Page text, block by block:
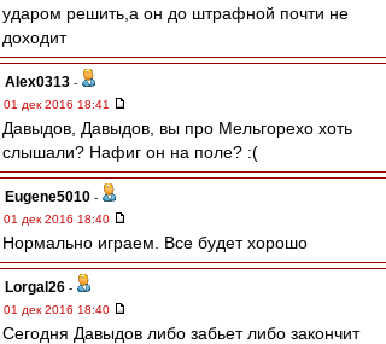
ударом решить,а он до штрафной почти не
доходит
Alex0313 -
01 дек 2016 18:41
Давыдов, Давыдов, вы про Мельгорехо хоть
слышали? Нафиг он на поле? :(
Eugene5010 -
01 дек 2016 18:40
Нормально играем. Все будет хорошо
Lorgal26 -
01 дек 2016 18:40
Сегодня Давыдов либо забьет либо закончит